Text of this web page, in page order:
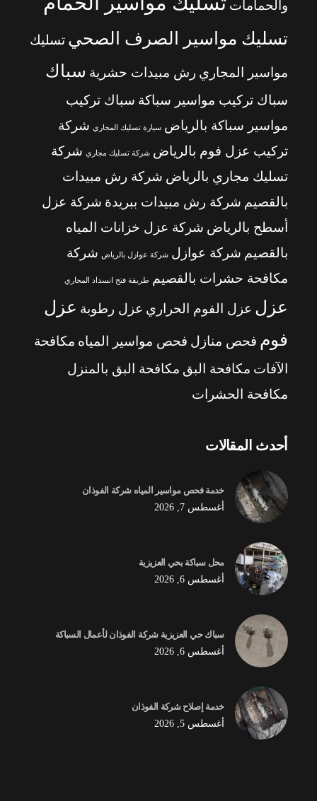
والحمامات
تسليك مواسير الصرف الصحي تسليك
مواسير المجاري رش مبيدات حشرية سباك
سباك تركيب مواسير سباكة سباك تركيب
مواسير سباكة بالرياض سيارة تسليك المجاري شركة
تركيب عزل فوم بالرياض شركة تسليك مجاري شركة
تسليك مجاري بالرياض شركة رش مبيدات
بالقصيم شركة رش مبيدات ببريدة شركة عزل
أسطح بالرياض شركة عزل خزانات المياه
بالقصيم شركة عوازل شركة عوازل بالرياض شركة
مكافحة حشرات بالقصيم
طريقة فتح انسداد المجاري
عزل عزل الفوم الحراري عزل رطوبة عزل
فوم فحص منازل فحص مواسير المياه مكافحة
الآفات مكافحة البق مكافحة البق بالمنزل
مكافحة الحشرات
أحدث المقالات
خدمة فحص مواسير المياه شركة الفوذان
أغسطس 7, 2026
محل سباكة بحي العزيزية
أغسطس 6, 2026
سباك حي العزيزية شركة الفوذان لأعمال السباكة
أغسطس 6, 2026
خدمة إصلاح شركة الفوذان
أغسطس 5, 2026